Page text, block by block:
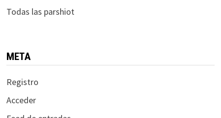
Todas las parshiot
META
Registro
Acceder